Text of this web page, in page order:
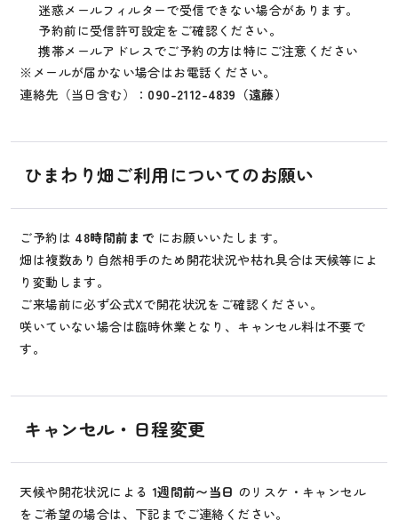
迷惑メールフィルターで受信できない場合があります。
予約前に受信許可設定をご確認ください。
携帯メールアドレスでご予約の方は特にご注意ください
※メールが届かない場合はお電話ください。
連絡先（当日含む）： 090-2112-4839（遠藤）
ひまわり畑ご利用についてのお願い
ご予約は 48時間前まで にお願いいたします。
畑は複数あり自然相手のため開花状況や枯れ具合は天候等によ
り変動します。
ご来場前に必ず公式Xで開花状況をご確認ください。
咲いていない場合は臨時休業となり、キャンセル料は不要で
す。
キャンセル・日程変更
天候や開花状況による 1週間前〜当日 のリスケ・キャンセル
をご希望の場合は、下記までご連絡ください。